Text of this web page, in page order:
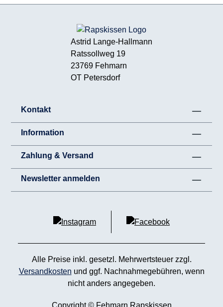
Astrid Lange-Hallmann
Ratssollweg 19
23769 Fehmarn
OT Petersdorf
Kontakt
Information
Zahlung & Versand
Newsletter anmelden
Alle Preise inkl. gesetzl. Mehrwertsteuer zzgl.
Versandkosten und ggf. Nachnahmegebühren, wenn
nicht anders angegeben.
Copyright © Fehmarn Rapskissen